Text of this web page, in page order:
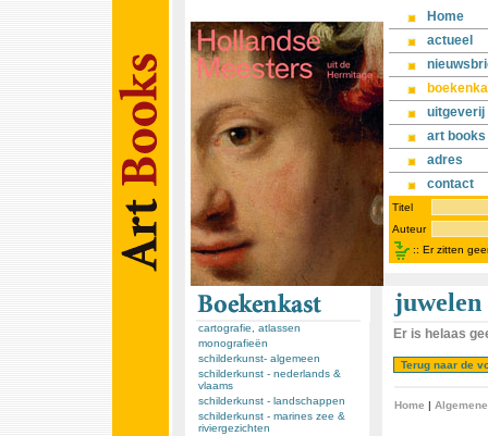
Home
actueel
uitgeverij
art books
adres
contact
Titel
Auteur
:: Er zitten
cartografie, atlassen
monografieën
schilderkunst- algemeen
schilderkunst - nederlands &
vlaams
schilderkunst - landschappen
schilderkunst - marines zee &
riviergezichten
juwelen
Er is helaas
Home |